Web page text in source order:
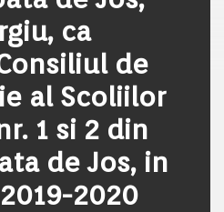
ca
de
al Scoliilor
1 si 2 din
de Jos, in
2020